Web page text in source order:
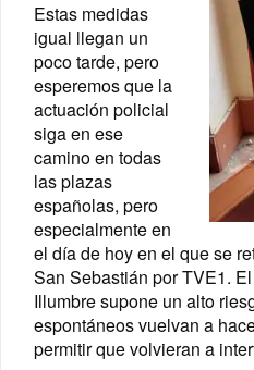
Estas medidas
igual llegan un
poco tarde, pero
esperemos que la
actuación policial
siga en ese
camino en todas
las plazas
españolas, pero
especialmente en
el día de hoy en el que se
San Sebastián por TVE1.
Illumbre supone un alto
espontáneos vuelvan a
permitir que volvieran a